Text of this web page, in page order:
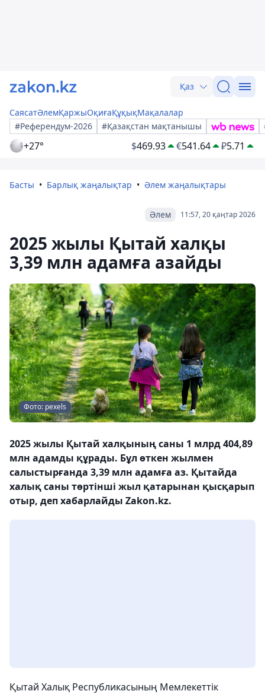
Қаз
СаясатӘлемҚаржыОқиғаҚұқықМақалалар
#Референдум-2026
#Қазақстан мақтанышы
+27° $469.93 €541.64 ₽5.71
Басты Барлық жаңалықтар Әлем жаңалықтары
11:57, 20 қаңтар 2026
Әлем
2025 жылы Қытай халқы
3,39 млн адамға азайды
Фото: pexels
2025 жылы Қытай халқының саны 1 млрд 404,89
млн адамды құрады. Бұл өткен жылмен
салыстырғанда 3,39 млн адамға аз. Қытайда
халық саны төртінші жыл қатарынан қысқарып
отыр, деп хабарлайды Zakon.kz.
Қытай Халық Республикасының Мемлекеттік